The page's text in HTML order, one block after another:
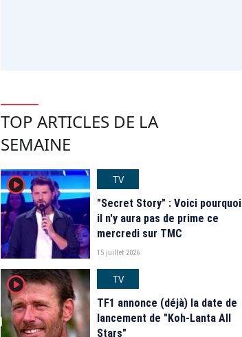
TOP ARTICLES DE LA
SEMAINE
player2
TV
"Secret Story" : Voici pourquoi
il n'y aura pas de prime ce
mercredi sur TMC
15 juillet 2026
player2
TV
TF1 annonce (déjà) la date de
lancement de "Koh-Lanta All
Stars"